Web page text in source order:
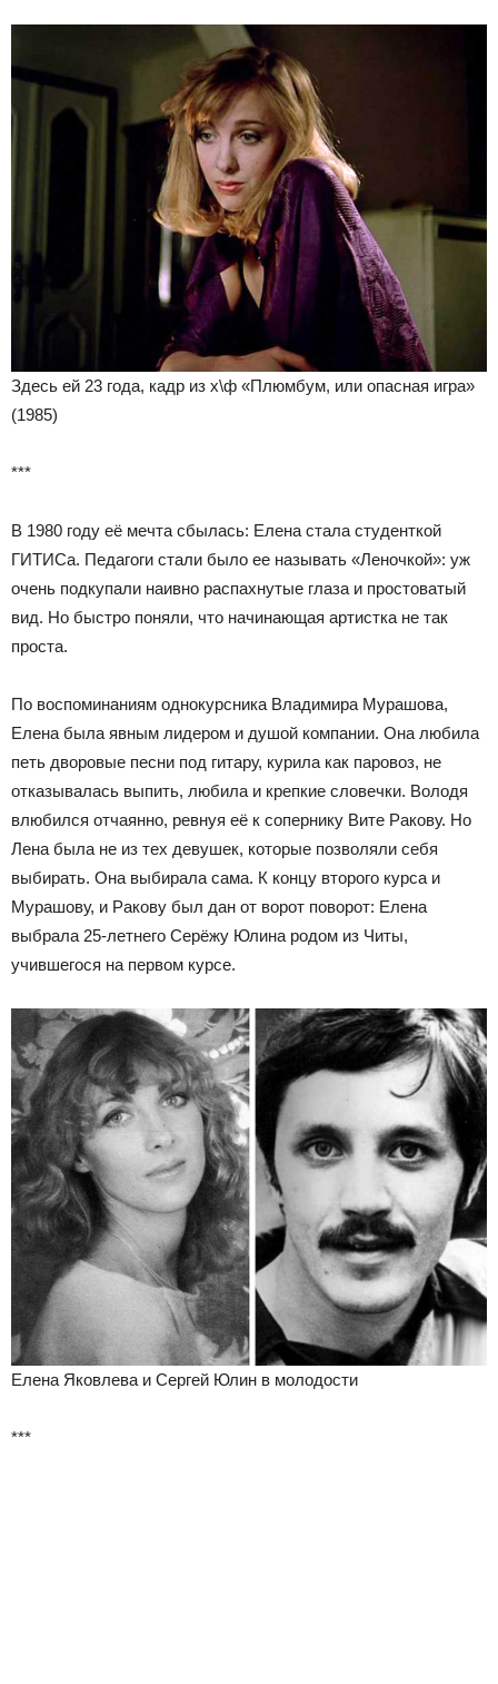
Здесь ей 23 года, кадр из х\ф «Плюмбум, или опасная игра»
(1985)
***
В 1980 году её мечта сбылась: Елена стала студенткой
ГИТИСа. Педагоги стали было ее называть «Леночкой»: уж
очень подкупали наивно распахнутые глаза и простоватый
вид. Но быстро поняли, что начинающая артистка не так
проста.
По вос­по­ми­на­ни­ям одно­курс­ни­ка Вла­ди­ми­ра Мура­шо­ва,
Еле­на была явным лидером и душой ком­па­нии. Она любила
петь дво­ро­вые пес­ни под гита­ру, курила как паро­воз, не
отказывалась выпить, любила и крепкие словечки. Володя
влюбился отчаянно, ревнуя её к сопернику Вите Ракову. Но
Лена была не из тех девушек, которые позволяли себя
выбирать. Она выбирала сама. К концу второго курса и
Мурашову, и Ракову был дан от ворот поворот: Елена
выбрала 25-летнего Серёжу Юлина родом из Читы,
учившегося на первом курсе.
Елена Яковлева и Сергей Юлин в молодости
***